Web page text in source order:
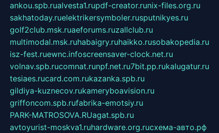
ankou.spb.rualvesta1.rupdf-creator.runix-files.org.ru
sakhatoday.ruelektrikersymboler.rusputnikyes.ru
golf2club.msk.ruaeforums.ruzallclub.ru
multimodal.msk.ruhabaigry.ruhaikko.rusobakopedia.ru
isz-fest.ruewnc.infoscreensaver-clock.net.ru
volnav.spb.rucomnat.runpf.net.ru7bit.pp.rukalugatur.ru
tesiaes.rucard.com.rukazanka.spb.ru
gildiya-kuznecov.rukameryboavision.ru
griffoncom.spb.rufabrika-emotsiy.ru
PARK-MATROSOVA.RUagat.spb.ru
avtoyurist-moskva1.ruhardware.org.ruсхема-авто.рф